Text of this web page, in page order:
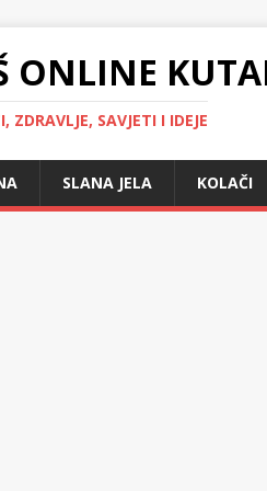
ONLINE
ZDRAVLJE, SAVJETI I IDEJE
SLANA JELA KOLAČI